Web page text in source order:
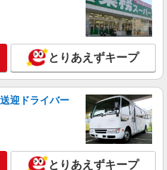
とりあえずキープ
迎ドライバー
とりあえずキープ